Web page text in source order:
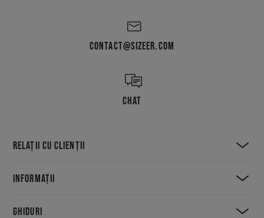
CONTACT@SIZEER.COM
CHAT
RELAȚII CU CLIENȚII
INFORMAȚII
GHIDURI